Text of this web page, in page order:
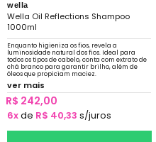
wella
Wella Oil Reflections Shampoo
1000ml
Enquanto higieniza os fios, revela a
luminosidade natural dos fios. Ideal para
todos os tipos de cabelo, conta com extrato de
chá branco para garantir brilho, além de
óleos que propiciam maciez.
ver mais
R$ 242,00
6xde R$ 40,33 s/juros